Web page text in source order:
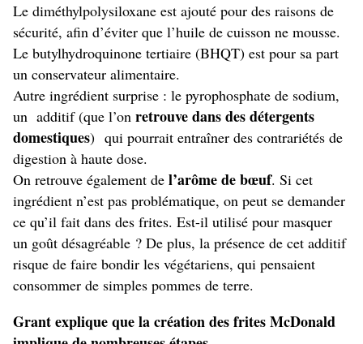
Le diméthylpolysiloxane est ajouté pour des raisons de
sécurité, afin d’éviter que l’huile de cuisson ne mousse.
Le butylhydroquinone tertiaire (BHQT) est pour sa part
un conservateur alimentaire.
Autre ingrédient surprise : le pyrophosphate de sodium,
un additif (que l’on retrouve dans des détergents
domestiques) qui pourrait entraîner des contrariétés de
digestion à haute dose.
On retrouve également de l’arôme de bœuf. Si cet
ingrédient n’est pas problématique, on peut se demander
ce qu’il fait dans des frites. Est-il utilisé pour masquer
un goût désagréable ? De plus, la présence de cet additif
risque de faire bondir les végétariens, qui pensaient
consommer de simples pommes de terre.
Grant explique que la création des frites McDonald